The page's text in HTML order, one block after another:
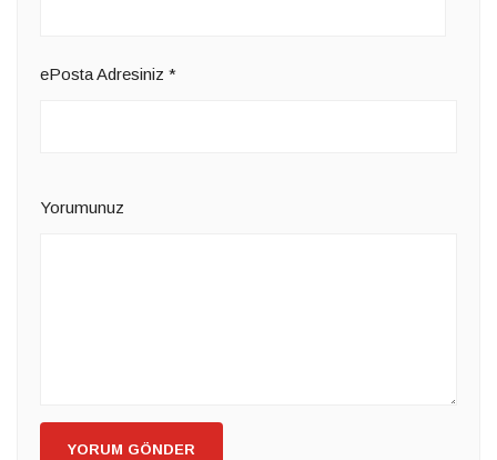
ePosta Adresiniz *
Yorumunuz
YORUM GÖNDER